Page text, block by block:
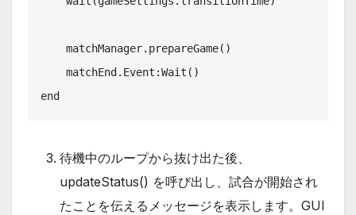
end
待機中のループから抜け出た後、
updateStatus() を呼び出し、試合が開始され
たことを伝えるメッセージを表示します。GUI